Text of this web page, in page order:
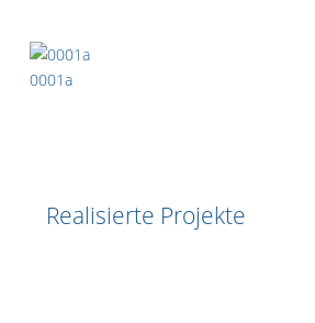
0001a
Realisierte Projekte